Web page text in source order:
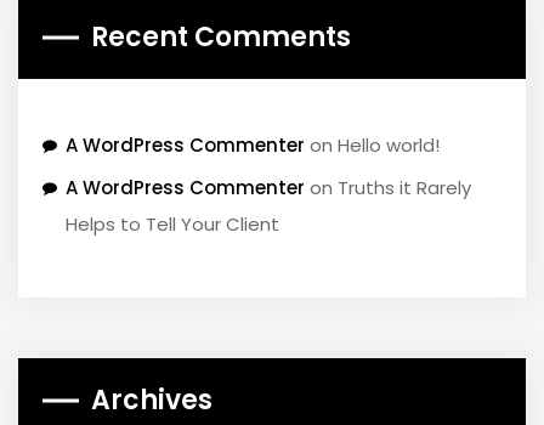
Recent Comments
A WordPress Commenter on Hello world!
A WordPress Commenter on Truths it Rarely
Helps to Tell Your Client
Archives